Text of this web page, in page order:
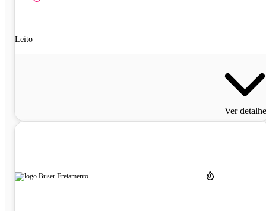
Leito
Ver